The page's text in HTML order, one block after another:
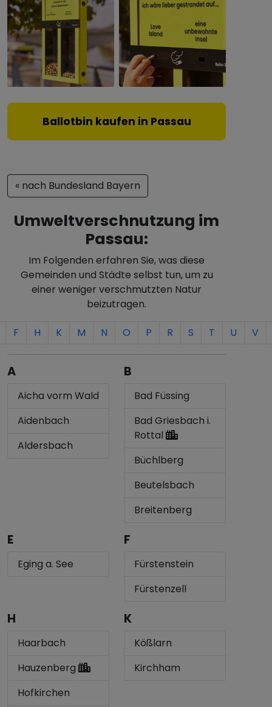
Ballotbin kaufen in Passau
« nach Bundesland Bayern
Umweltverschnutzung im
Passau:
Im Folgenden erfahren Sie, was diese
Gemeinden und Städte selbst tun, um zu
einer weniger verschmutzten Natur
beizutragen.
F H K M N O P R S T U V
A
Aicha vorm Wald
Aidenbach
Aldersbach
B
Bad Füssing
Bad Griesbach i.
Rottal
Büchlberg
Beutelsbach
Breitenberg
E
Eging a. See
F
Fürstenstein
Fürstenzell
H
Haarbach
Hauzenberg
Hofkirchen
K
Kößlarn
Kirchham